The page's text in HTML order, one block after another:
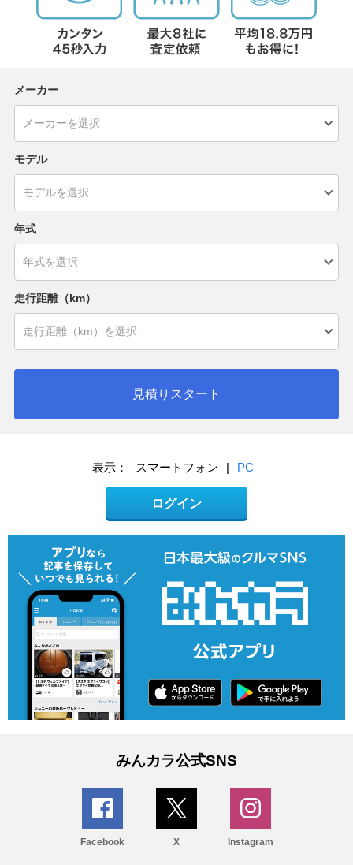
メーカー
モデル
年式
走行距離（km）
見積りスタート
表示： スマートフォン | PC
ログイン
みんカラ公式SNS
Facebook X Instagram